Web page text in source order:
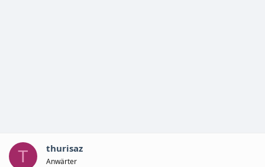
T thurisaz
Anwärter